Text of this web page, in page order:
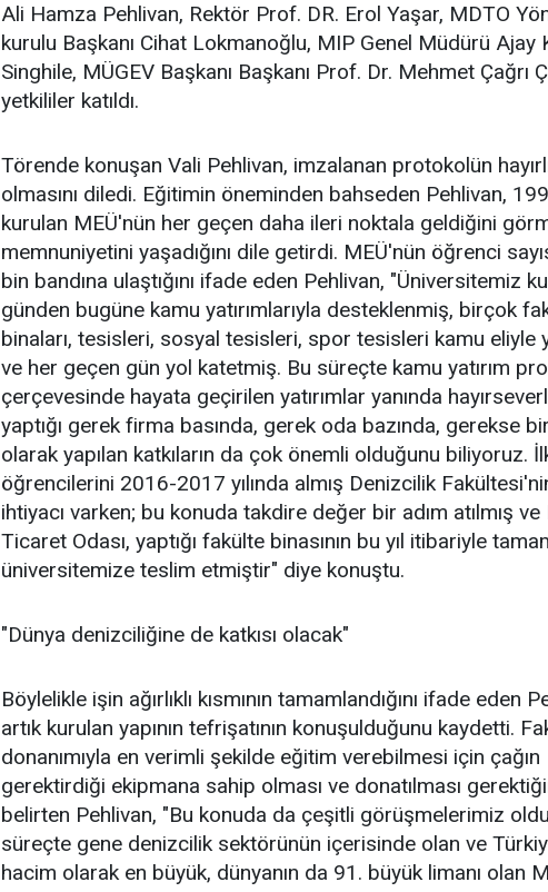
Ali Hamza Pehlivan, Rektör Prof. DR. Erol Yaşar, MDTO
kurulu Başkanı Cihat Lokmanoğlu, MIP Genel Müdürü Ajay
Singhile, MÜGEV Başkanı Başkanı Prof. Dr. Mehmet Çağrı
yetkililer katıldı.
Törende konuşan Vali Pehlivan, imzalanan protokolün
olmasını diledi. Eğitimin öneminden bahseden Pehlivan,
kurulan MEÜ'nün her geçen daha ileri noktala geldiğini
memnuniyetini yaşadığını dile getirdi. MEÜ'nün öğrenci
bin bandına ulaştığını ifade eden Pehlivan, "Üniversitemiz
günden bugüne kamu yatırımlarıyla desteklenmiş, birçok
binaları, tesisleri, sosyal tesisleri, spor tesisleri kamu eliyle
ve her geçen gün yol katetmiş. Bu süreçte kamu yatırım
çerçevesinde hayata geçirilen yatırımlar yanında
yaptığı gerek firma basında, gerek oda bazında, gerekse
olarak yapılan katkıların da çok önemli olduğunu biliyoruz.
öğrencilerini 2016-2017 yılında almış Denizcilik
ihtiyacı varken; bu konuda takdire değer bir adım atılmış ve
Ticaret Odası, yaptığı fakülte binasının bu yıl itibariyle
üniversitemize teslim etmiştir" diye konuştu.
"Dünya denizciliğine de katkısı olacak"
Böylelikle işin ağırlıklı kısmının tamamlandığını ifade eden
artık kurulan yapının tefrişatının konuşulduğunu kaydetti.
donanımıyla en verimli şekilde eğitim verebilmesi için çağın
gerektirdiği ekipmana sahip olması ve donatılması
belirten Pehlivan, "Bu konuda da çeşitli görüşmelerimiz
süreçte gene denizcilik sektörünün içerisinde olan ve
hacim olarak en büyük, dünyanın da 91. büyük limanı olan